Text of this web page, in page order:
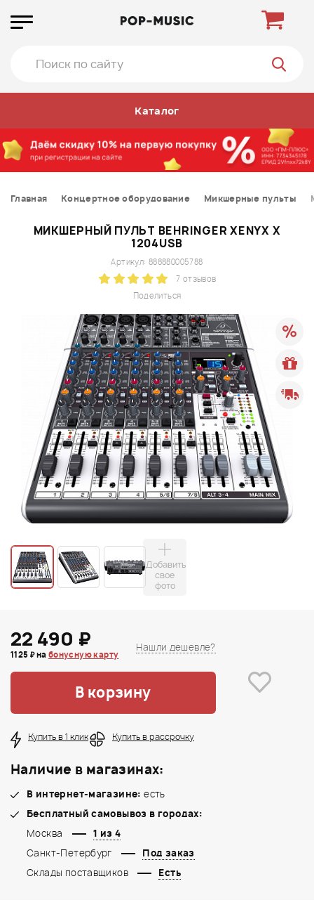
Каталог
Главная Концертное оборудование Микшерные пульты
МИКШЕРНЫЙ ПУЛЬТ BEHRINGER XENYX X
1204USB
Поделиться
Артикул: 888880005788
7 отзывов
Добавить
свое
фото
22 490 ₽
1125 ₽ на бонусную карту
Нашли дешевле?
В корзину
Купить в 1 клик Купить в рассрочку
Наличие в магазинах:
В интернет-магазине: есть
Бесплатный самовывоз в городах:
Москва
1 из 4
Санкт-Петербург
Под заказ
Склады поставщиков
Есть